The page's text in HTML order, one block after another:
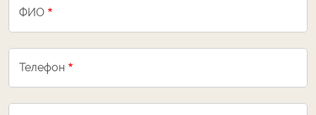
ФИО
Телефон